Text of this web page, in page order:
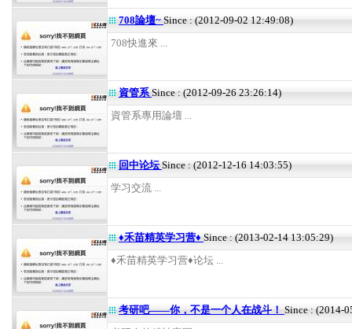
708論壇~ Since : (2012-09-02 12:49:08)
708快進來 ...
資管系Since : (2012-09-26 23:26:14)
資管系專用論壇 ...
回中论坛Since : (2012-12-16 14:03:55)
学习交流 ...
♦禾苗精英学习营♦ Since : (2013-02-14 13:05:29)
♦禾苗精英学习营♦论坛 ...
考研吧——你，不是一个人在战斗！ Since : (2014-